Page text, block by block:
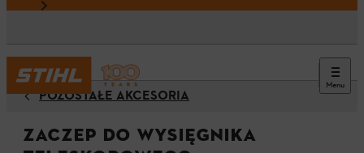
Menu
POZOSTAŁE AKCESORIA
Zaczep do wysięgnika